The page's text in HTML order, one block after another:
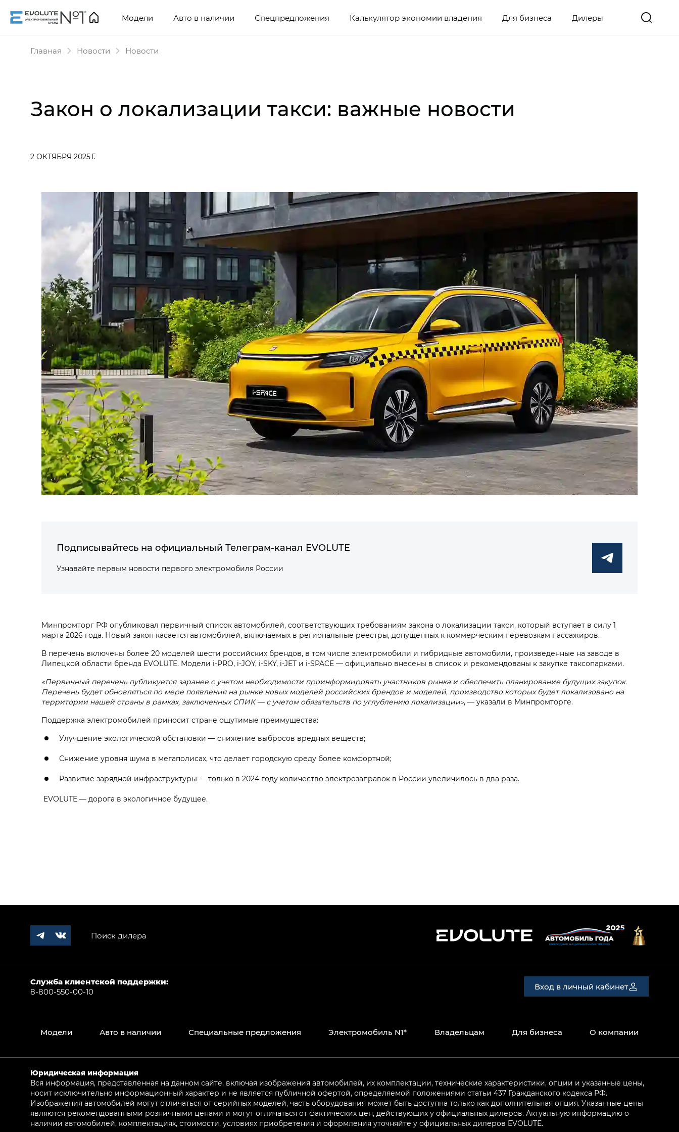
Модели Авто в наличии Спецпредложения Калькулятор экономии владения Для бизнеса Дилеры
Главная Новости Новости
Закон о локализации такси: важные новости
2 ОКТЯБРЯ 2025 Г.
Подписывайтесь на официальный Телеграм-канал EVOLUTE
Узнавайте первым новости первого электромобиля России
Минпромторг РФ опубликовал первичный список автомобилей, соответствующих требованиям закона о локализации такси, который вступает в силу 1
марта 2026 года. Новый закон касается автомобилей, включаемых в региональные реестры, допущенных к коммерческим перевозкам пассажиров.
В перечень включены более 20 моделей шести российских брендов, в том числе электромобили и гибридные автомобили, произведенные на заводе в
Липецкой области бренда EVOLUTE. Модели i‑PRO, i‑JOY, i‑SKY, i‑JET и i‑SPACE — официально внесены в список и рекомендованы к закупке таксопарками.
«Первичный перечень публикуется заранее с учетом необходимости проинформировать участников рынка и обеспечить планирование будущих закупок.
Перечень будет обновляться по мере появления на рынке новых моделей российских брендов и моделей, производство которых будет локализовано на
территории нашей страны в рамках, заключенных СПИК — с учетом обязательств по углублению локализации», — указали в Минпромторге.
Поддержка электромобилей приносит стране ощутимые преимущества:
Улучшение экологической обстановки — снижение выбросов вредных веществ;
Снижение уровня шума в мегаполисах, что делает городскую среду более комфортной;
Развитие зарядной инфраструктуры — только в 2024 году количество электрозаправок в России увеличилось в два раза.
EVOLUTE — дорога в экологичное будущее.
Поиск дилера
Служба клиентской поддержки:
8-800-550-00-10
Вход в личный кабинет
Модели Авто в наличии Специальные предложения Электромобиль N1* Владельцам Для бизнеса О компании
Юридическая информация
Вся информация, представленная на данном сайте, включая изображения автомобилей, их комплектации, технические характеристики, опции и указанные цены,
носит исключительно информационный характер и не является публичной офертой, определяемой положениями статьи 437 Гражданского кодекса РФ.
Изображения автомобилей могут отличаться от серийных моделей, часть оборудования может быть доступна только как дополнительная опция. Указанные цены
являются рекомендованными розничными ценами и могут отличаться от фактических цен, действующих у официальных дилеров. Актуальную информацию о
наличии автомобилей, комплектациях, стоимости, условиях приобретения и оформления уточняйте у официальных дилеров EVOLUTE.